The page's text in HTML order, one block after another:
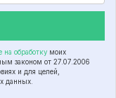
на обработку моих
законом от27.07.2006
и для целей,
данных.